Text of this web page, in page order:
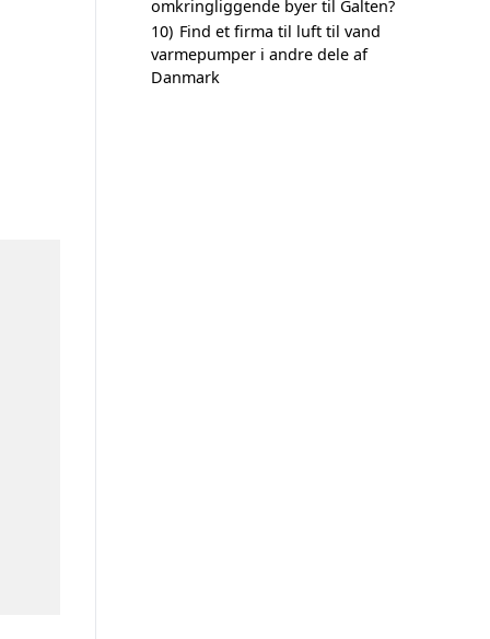
omkringliggende byer til Galten?
10) Find et firma til luft til vand
varmepumper i andre dele af
Danmark